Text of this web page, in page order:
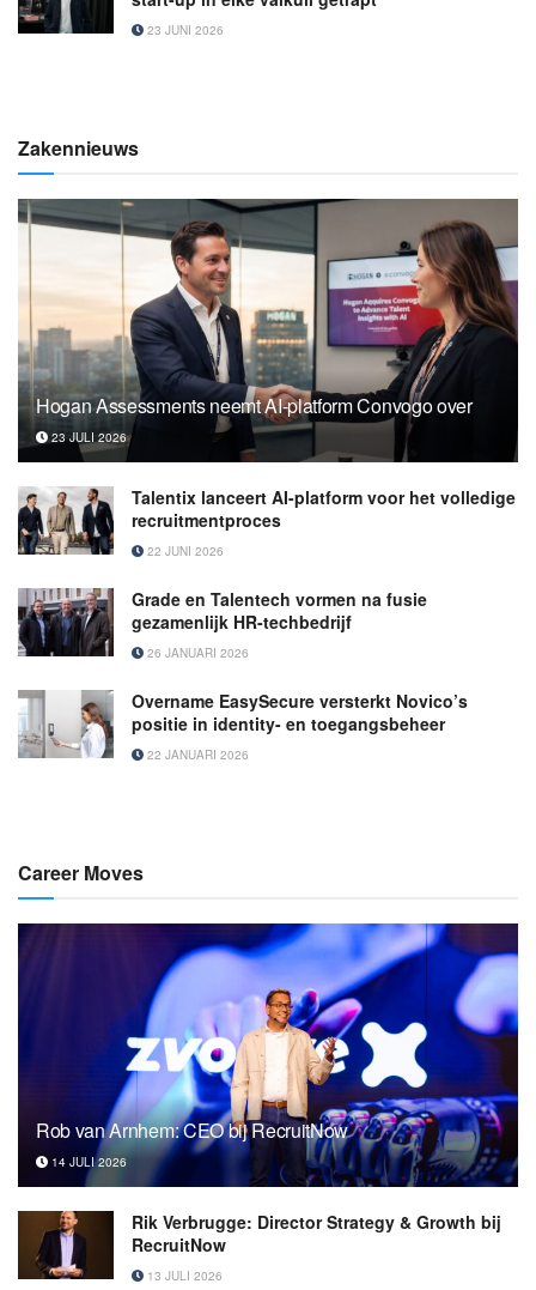
23 JUNI 2026
Zakennieuws
Hogan Assessments neemt AI-platform Convogo over
23 JULI 2026
Talentix lanceert AI-platform voor het volledige
recruitmentproces
22 JUNI 2026
Grade en Talentech vormen na fusie
gezamenlijk HR-techbedrijf
26 JANUARI 2026
Overname EasySecure versterkt Novico’s
positie in identity- en toegangsbeheer
22 JANUARI 2026
Career Moves
Rob van Arnhem: CEO bij RecruitNow
14 JULI 2026
Rik Verbrugge: Director Strategy & Growth bij
RecruitNow
13 JULI 2026